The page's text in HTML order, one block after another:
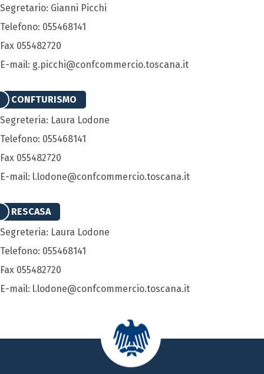
Segretario: Gianni Picchi
Telefono: 055468141
Fax 055482720
E-mail: g.picchi@confcommercio.toscana.it
CONFTURISMO
Segreteria: Laura Lodone
Telefono: 055468141
Fax 055482720
E-mail: l.lodone@confcommercio.toscana.it
RESCASA
Segreteria: Laura Lodone
Telefono: 055468141
Fax 055482720
E-mail: l.lodone@confcommercio.toscana.it